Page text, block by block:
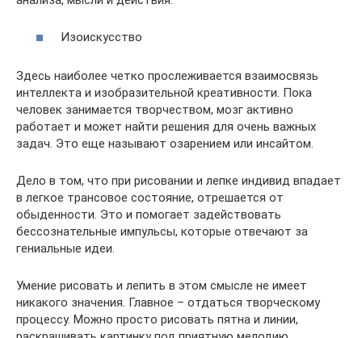
Изоискусство
Здесь наиболее четко прослеживается взаимосвязь
интеллекта и изобразительной креативности. Пока
человек занимается творчеством, мозг активно
работает и может найти решения для очень важных
задач. Это еще называют озарением или инсайтом.
Дело в том, что при рисовании и лепке индивид впадает
в легкое трансовое состояние, отрешается от
обыденности. Это и помогает задействовать
бессознательные импульсы, которые отвечают за
гениальные идеи.
Умение рисовать и лепить в этом смысле не имеет
никакого значения. Главное – отдаться творческому
процессу. Можно просто рисовать пятна и линии,